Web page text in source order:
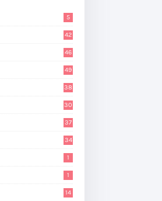
5
42
46
49
38
30
37
34
1
1
14